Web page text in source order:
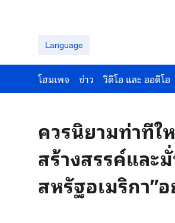
Language
โฮมเพจ ข่าว วีดีโอ และ ออดีโอ
ควรนิยามท่าที
สร้างสรรค์และ
สหรัฐอเมริกา”อ